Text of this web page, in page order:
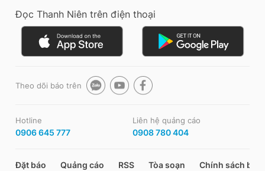
Đọc Thanh Niên trên điện thoại
Theo dõi báo trên
Hotline
0906 645 777
Liên hệ quảng cáo
0908 780 404
Đặt báo Quảng cáo RSS Tòa soạn Chính sách bảo